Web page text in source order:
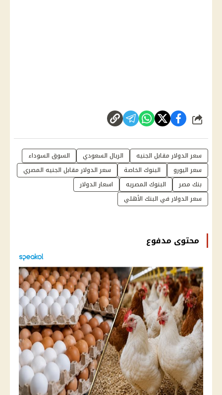
شارك
سعر الدولار مقابل الجنيه الريال السعودي
السوق السوداء
سعر اليورو
البنوك الخاصة
سعر الدولار مقابل الجنيه المصري
بنك مصر
البنوك المصريه
اسعار الدولار
سعر الدولار في البنك الأهلي
محتوى مدفوع